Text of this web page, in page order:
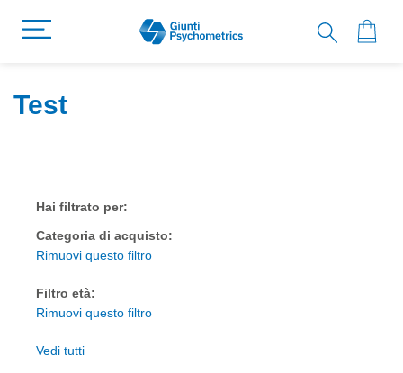
Test
Hai filtrato per:
Categoria di acquisto
Rimuovi questo filtro
Filtro età
Rimuovi questo filtro
Vedi tutti